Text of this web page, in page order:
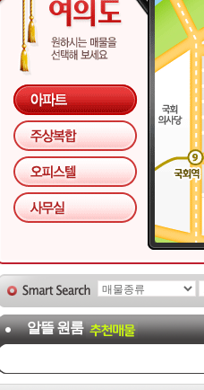
알뜰 원룸